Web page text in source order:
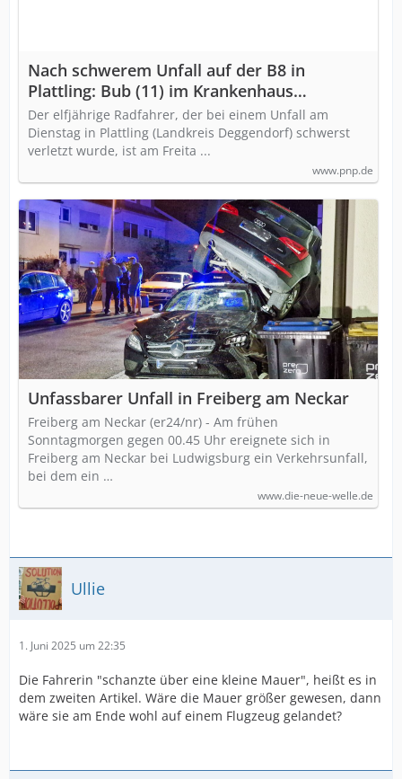
Nach schwerem Unfall auf der B8 in
Plattling: Bub (11) im Krankenhaus
gestorben
Der elfjährige Radfahrer, der bei einem Unfall am
Dienstag in Plattling (Landkreis Deggendorf) schwerst
verletzt wurde, ist am Freita ...
www.pnp.de
Unfassbarer Unfall in Freiberg am Neckar
Freiberg am Neckar (er24/nr) - Am frühen
Sonntagmorgen gegen 00.45 Uhr ereignete sich in
Freiberg am Neckar bei Ludwigsburg ein Verkehrsunfall,
bei dem ein …
www.die-neue-welle.de
Ullie
1. Juni 2025 um 22:35
Die Fahrerin "schanzte über eine kleine Mauer", heißt es in
dem zweiten Artikel. Wäre die Mauer größer gewesen, dann
wäre sie am Ende wohl auf einem Flugzeug gelandet?